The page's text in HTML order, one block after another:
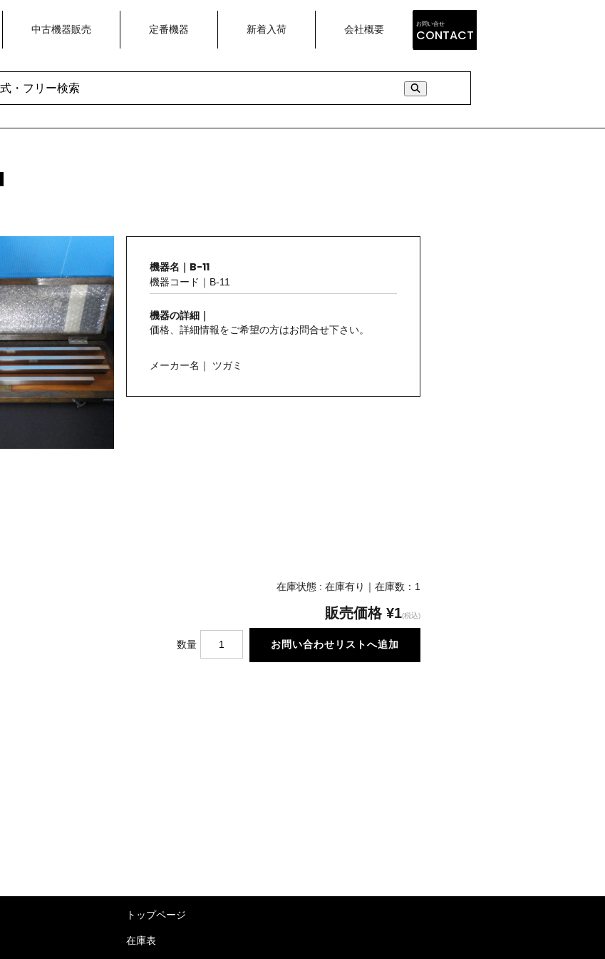
中古機器販売 定番機器 新着入荷 会社概要 お問い合せ
CONTACT
機器名｜B-11
機器コード｜B-11
機器の詳細｜
価格、詳細情報をご希望の方はお問合せ下さい。
メーカー名｜ ツガミ
在庫状態 : 在庫有り｜在庫数：1
販売価格¥1(税込)
数量
トップページ
在庫表